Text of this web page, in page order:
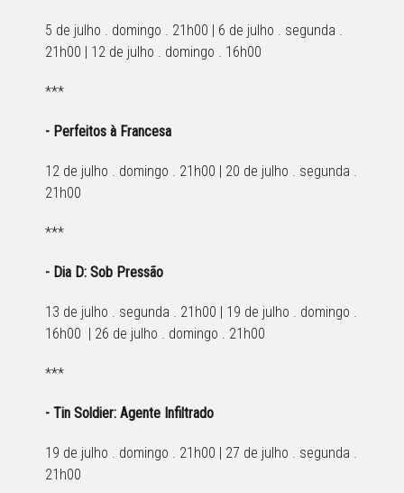
5 de julho . domingo . 21h00 | 6 de julho . segunda .
21h00 | 12 de julho . domingo . 16h00
***
- Perfeitos à Francesa
12 de julho . domingo . 21h00 | 20 de julho . segunda .
21h00
***
- Dia D: Sob Pressão
13 de julho . segunda . 21h00 | 19 de julho . domingo .
16h00 | 26 de julho . domingo . 21h00
***
- Tin Soldier: Agente Infiltrado
19 de julho . domingo . 21h00 | 27 de julho . segunda .
21h00